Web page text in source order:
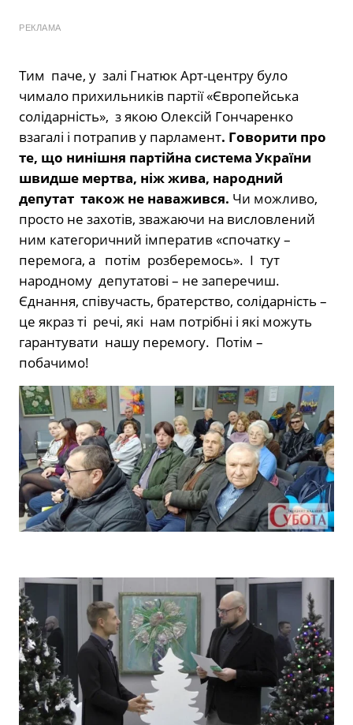
РЕКЛАМА
Тим паче, у залі Гнатюк Арт-центру було
чимало прихильників партії «Європейська
солідарність», з якою Олексій Гончаренко
взагалі і потрапив у парламент. Говорити про
те, що нинішня партійна система України
швидше мертва, ніж жива, народний
депутат також не наважився. Чи можливо,
просто не захотів, зважаючи на висловлений
ним категоричний імператив «спочатку –
перемога, а потім розберемось». І тут
народному депутатові – не заперечиш.
Єднання, співучасть, братерство, солідарність –
це якраз ті речі, які нам потрібні і які можуть
гарантувати нашу перемогу. Потім –
побачимо!